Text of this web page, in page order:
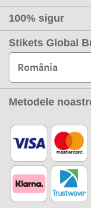
100% sigur
Stikets Global
România
Metodele